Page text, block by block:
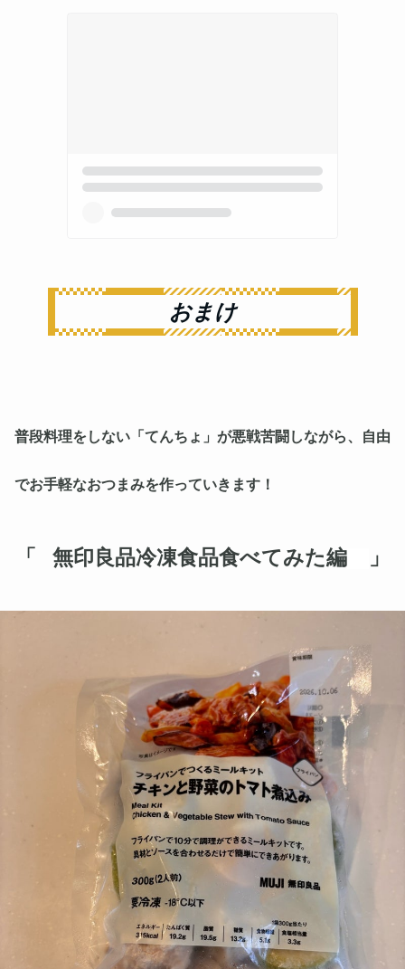
おまけ
普段料理をしない「てんちょ」が悪戦苦闘しながら、自由
でお手軽なおつまみを作っていきます！
「 無印良品冷凍食品食べてみた編 」